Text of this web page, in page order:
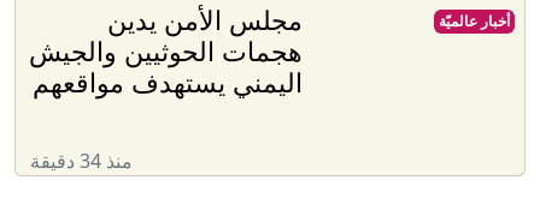
مجلس الأمن يدين
هجمات الحوثيين والجيش
اليمني يستهدف مواقعهم
منذ 34 دقيقة
أخبار عالميّة